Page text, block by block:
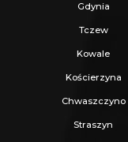
W pobliżu
handlowe, w
miejsca
lokalizację
Zapraszam
Gdynia
Tczew
Kowale
Kościerzyna
Chwaszczyno
Straszyn